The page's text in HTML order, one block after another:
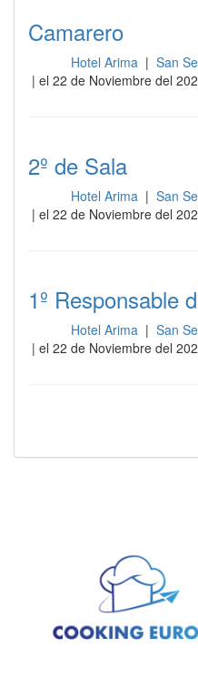
Camarero
Hotel Arima | San
| el 22 de Noviembre del
2º de Sala
Hotel Arima | San
| el 22 de Noviembre del
1º Responsable
Hotel Arima | San
| el 22 de Noviembre del